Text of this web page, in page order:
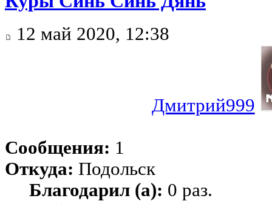
12 май 2020, 12:38
Дмитрий999
Сообщения: 1
Откуда: Подольск
Благодарил (а): 0 раз.